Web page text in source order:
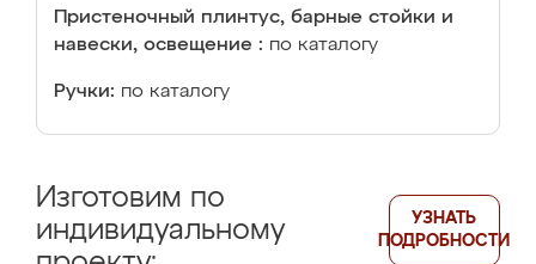
Пристеночный плинтус, барные стойки и
навески, освещение : по каталогу
Ручки: по каталогу
Изготовим по
индивидуальному
УЗНАТЬ
ПОДРОБНОСТИ